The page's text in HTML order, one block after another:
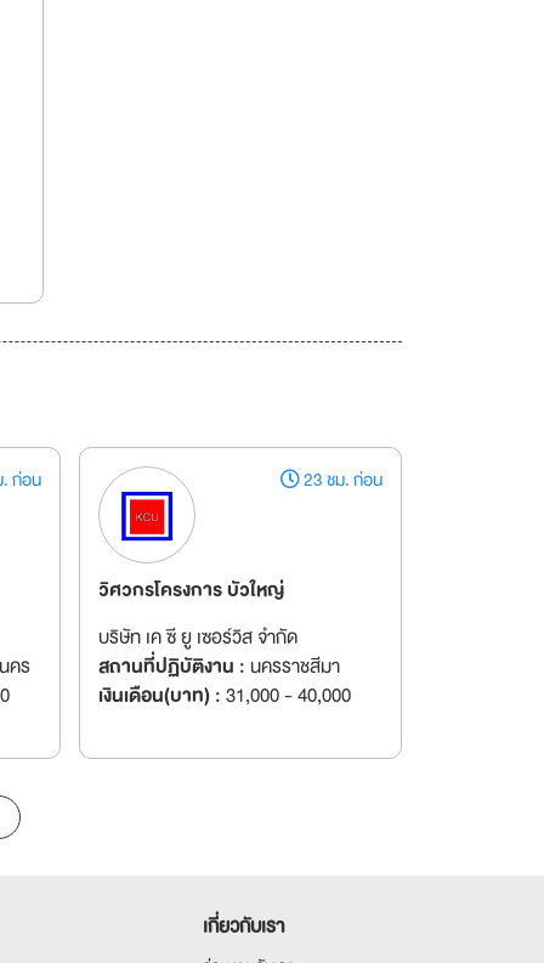
ก่อน
คร
23 ชม. ก่อน
วิศวกรโครงการ บัวใหญ่
บริษัท เค ซี ยู เซอร์วิส จำกัด
สถานที่ปฏิบัติงาน : นครราชสีมา
เงินเดือน(บาท) :31,000 - 40,000
เกี่ยวกับเรา